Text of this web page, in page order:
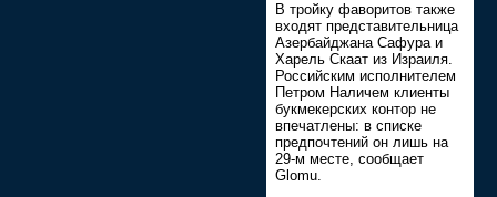
В тройку фаворитов также
входят представительница
Азербайджана Сафура и
Харель Скаат из Израиля.
Российским исполнителем
Петром Наличем клиенты
букмекерских контор не
впечатлены: в списке
предпочтений он лишь на
29-м месте, сообщает
Glomu.